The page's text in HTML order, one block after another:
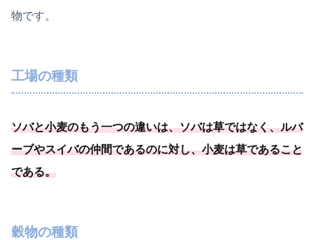
物です。
工場の種類
ソバと小麦のもう一つの違いは、ソバは草ではなく、ルバ
ーブやスイバの仲間であるのに対し、小麦は草であること
である。
穀物の種類